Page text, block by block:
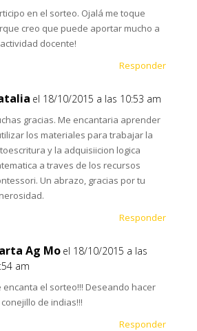
en el sorteo. Ojalá me toque
creo que puede aportar mucho a
docente!
Responder
el 18/10/2015 a las 10:53 am
gracias. Me encantaria aprender
los materiales para trabajar la
y la adquisiicion logica
a traves de los recursos
Un abrazo, gracias por tu
Responder
Ag Mo el 18/10/2015 a las
am
encanta el sorteo!!! Deseando hacer
de indias!!!
Responder